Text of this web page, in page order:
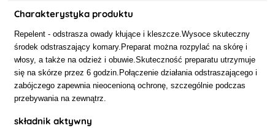
Charakterystyka produktu
Repelent - odstrasza owady kłujące i kleszcze.Wysoce skuteczny
środek odstraszający komary.Preparat można rozpylać na skórę i
włosy, a także na odzież i obuwie.Skuteczność preparatu utrzymuje
się na skórze przez 6 godzin.Połączenie działania odstraszającego i
zabójczego zapewnia nieocenioną ochronę, szczególnie podczas
przebywania na zewnątrz.
składnik aktywny